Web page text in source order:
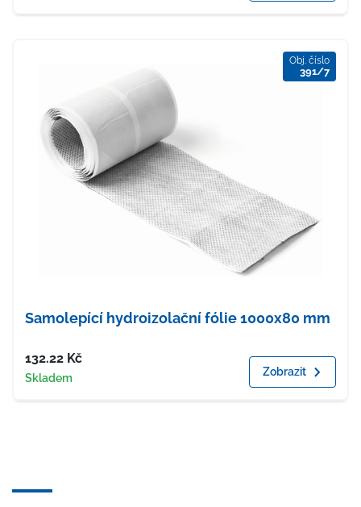
Obj. číslo
391/7
Samolepící hydroizolační fólie 1000x80 mm
Cena
132.22 Kč
Dostupnost
Skladem Zobrazit